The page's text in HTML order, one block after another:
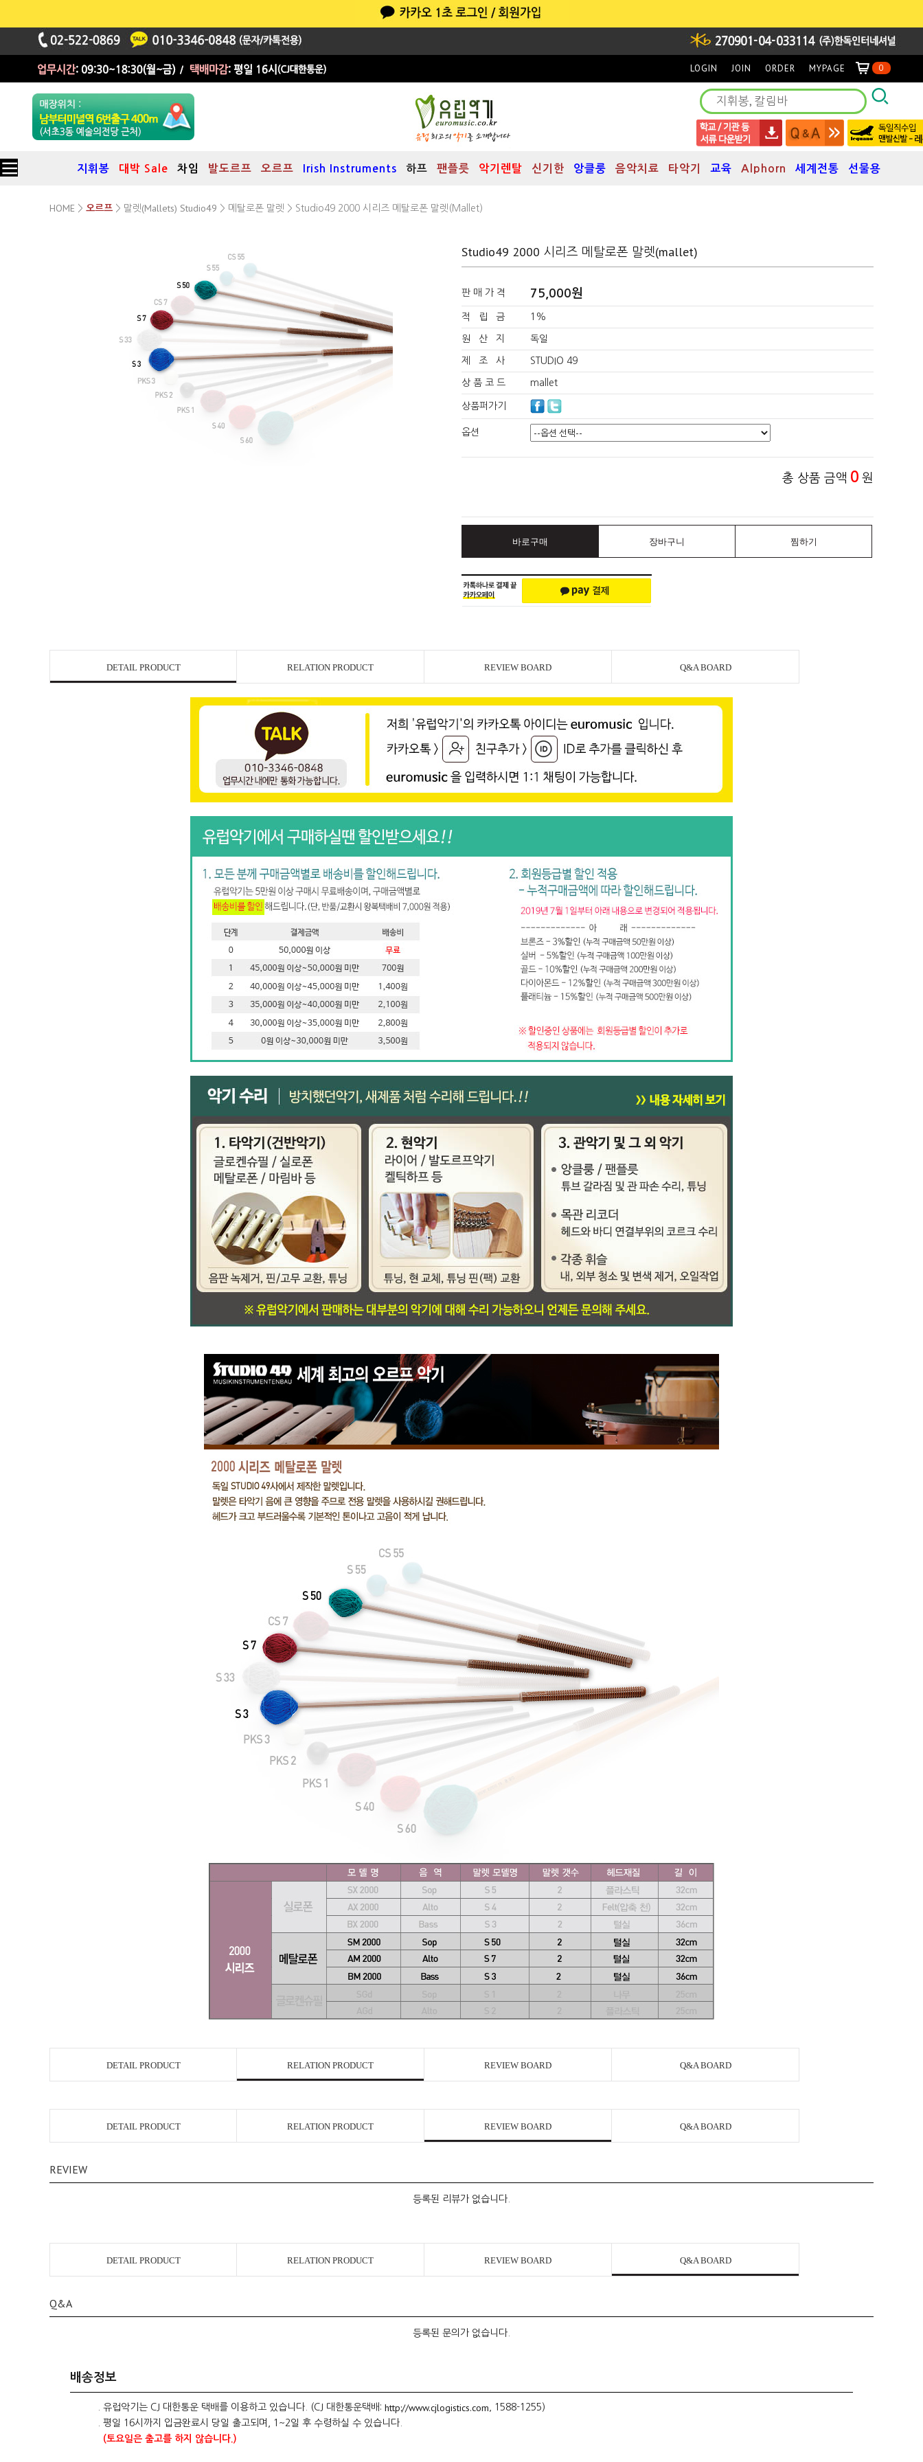
LOGIN JOIN ORDER MYPAGE 0
지휘봉 대박 Sale 차임 발도르프 오르프 Irish Instruments 하프 팬플릇 악기렌탈 신기한 앙클룽 음악치료 타악기 교육 Alphorn 세계전통 선물용
HOME > 오르프 > 말렛(Mallets) Studio49 > 메탈로폰 말렛 > Studio49 2000 시리즈 메탈로폰 말렛(mallet)
Studio49 2000 시리즈 메탈로폰 말렛(mallet)
판 매 가 격 75,000원
적 립 금 1%
원 산 지 독일
제 조 사 STUDIO 49
상 품 코 드 mallet
상품퍼가기
옵션
총 상품 금액 0 원
바로구매 장바구니 찜하기
DETAIL PRODUCT RELATION PRODUCT REVIEW BOARD Q&A BOARD
DETAIL PRODUCT RELATION PRODUCT REVIEW BOARD Q&A BOARD
DETAIL PRODUCT RELATION PRODUCT REVIEW BOARD Q&A BOARD
REVIEW
등록된 리뷰가 없습니다.
DETAIL PRODUCT RELATION PRODUCT REVIEW BOARD Q&A BOARD
Q&A
등록된 문의가 없습니다.
배송정보
. 유럽악기는 CJ 대한통운 택배를 이용하고 있습니다. (CJ 대한통운택배: http://www.cjlogistics.com , 1588-1255)
. 평일 16시까지 입금완료시 당일 출고되며, 1~2일 후 수령하실 수 있습니다.
(토요일은 출고를 하지 않습니다.)